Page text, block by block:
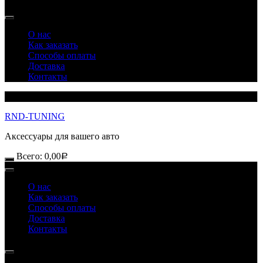
О нас
Как заказать
Способы оплаты
Доставка
Контакты
RND-TUNING
Аксессуары для вашего авто
Всего: 0,00Р
О нас
Как заказать
Способы оплаты
Доставка
Контакты